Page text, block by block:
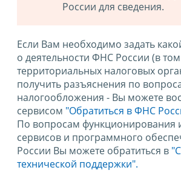
России для сведения.
Если Вам необходимо задать
о деятельности ФНС России (в
территориальных налоговых
получить разъяснения по
налогообложения - Вы можете
сервисом "Обратиться в ФНС
По вопросам функционирования
сервисов и программного
России Вы можете обратиться в
технической поддержки".